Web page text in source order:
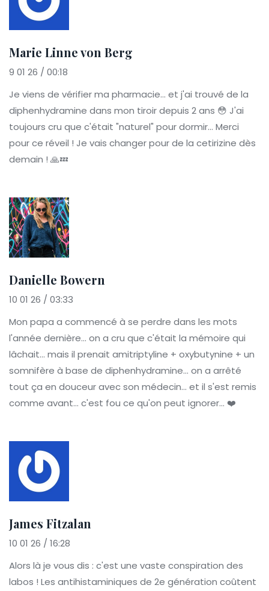
Marie Linne von Berg
9 01 26 / 00:18
Je viens de vérifier ma pharmacie... et j'ai trouvé de la
diphenhydramine dans mon tiroir depuis 2 ans 😳 J'ai
toujours cru que c'était "naturel" pour dormir... Merci
pour ce réveil ! Je vais changer pour de la cetirizine dès
demain ! 🙏💤
Danielle Bowern
10 01 26 / 03:33
Mon papa a commencé à se perdre dans les mots
l'année dernière... on a cru que c'était la mémoire qui
lâchait... mais il prenait amitriptyline + oxybutynine + un
somnifère à base de diphenhydramine... on a arrêté
tout ça en douceur avec son médecin... et il s'est remis
comme avant... c'est fou ce qu'on peut ignorer... ❤️
James Fitzalan
10 01 26 / 16:28
Alors là je vous dis : c'est une vaste conspiration des
labos ! Les antihistaminiques de 2e génération coûtent